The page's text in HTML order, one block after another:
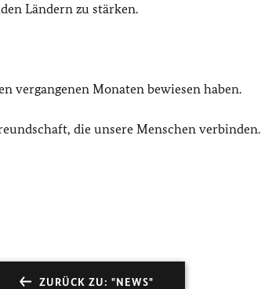
Ländern zu stärken.
vergangenen Monaten bewiesen haben.
die unsere Menschen verbinden.
ZURÜCK ZU: "NEWS"